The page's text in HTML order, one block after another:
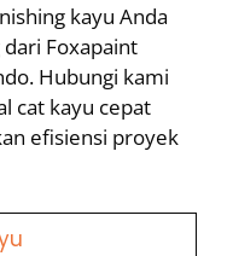
kayu Anda
Foxapaint
Hubungi kami
cat kayu cepat
efisiensi proyek